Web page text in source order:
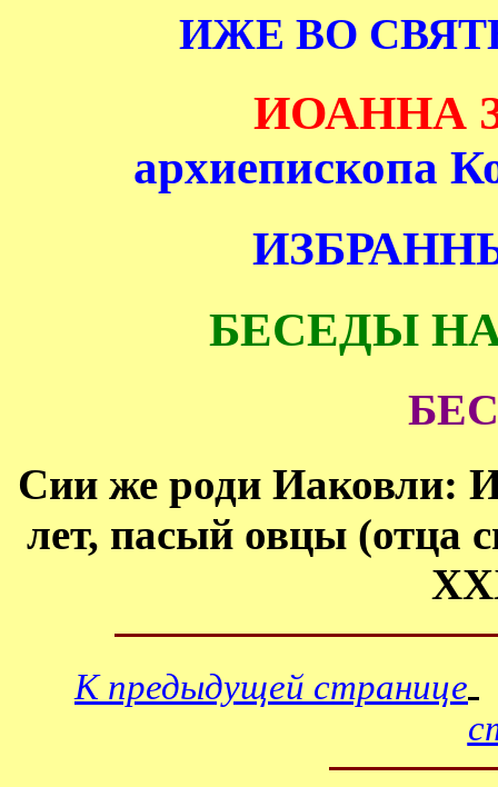
ИЖЕ ВО
ИОАННА
архиепископа
БЕСЕДЫ
Сии же роди Иаковли:
лет, пасый овцы (отца
К предыдущей странице